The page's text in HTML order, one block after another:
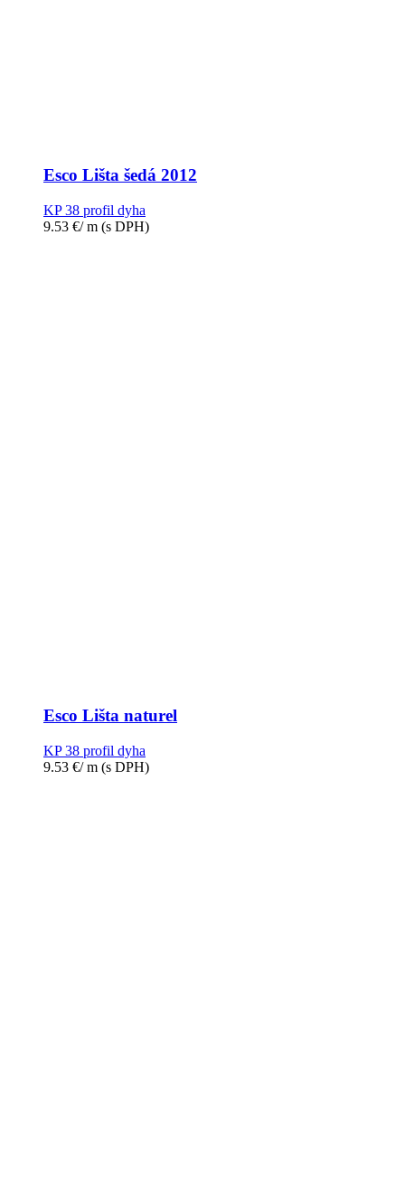
Esco Lišta šedá 2012
KP 38 profil dyha
9.53 €/ m (s DPH)
Esco Lišta naturel
KP 38 profil dyha
9.53 €/ m (s DPH)